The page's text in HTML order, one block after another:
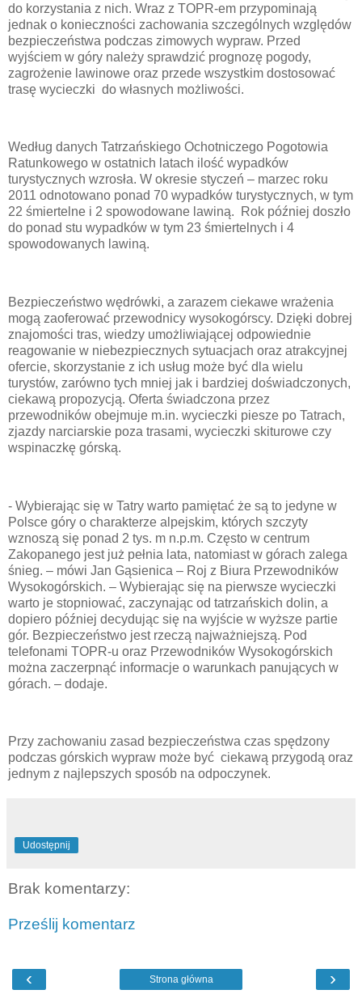
do korzystania z nich. Wraz z TOPR-em przypominają
jednak o konieczności zachowania szczególnych względów
bezpieczeństwa podczas zimowych wypraw. Przed
wyjściem w góry należy sprawdzić prognozę pogody,
zagrożenie lawinowe oraz przede wszystkim dostosować
trasę wycieczki do własnych możliwości.
Według danych Tatrzańskiego Ochotniczego Pogotowia
Ratunkowego w ostatnich latach ilość wypadków
turystycznych wzrosła. W okresie styczeń – marzec roku
2011 odnotowano ponad 70 wypadków turystycznych, w tym
22 śmiertelne i 2 spowodowane lawiną. Rok później doszło
do ponad stu wypadków w tym 23 śmiertelnych i 4
spowodowanych lawiną.
Bezpieczeństwo wędrówki, a zarazem ciekawe wrażenia
mogą zaoferować przewodnicy wysokogórscy. Dzięki dobrej
znajomości tras, wiedzy umożliwiającej odpowiednie
reagowanie w niebezpiecznych sytuacjach oraz atrakcyjnej
ofercie, skorzystanie z ich usług może być dla wielu
turystów, zarówno tych mniej jak i bardziej doświadczonych,
ciekawą propozycją. Oferta świadczona przez
przewodników obejmuje m.in. wycieczki piesze po Tatrach,
zjazdy narciarskie poza trasami, wycieczki skiturowe czy
wspinaczkę górską.
- Wybierając się w Tatry warto pamiętać że są to jedyne w
Polsce góry o charakterze alpejskim, których szczyty
wznoszą się ponad 2 tys. m n.p.m. Często w centrum
Zakopanego jest już pełnia lata, natomiast w górach zalega
śnieg. – mówi Jan Gąsienica – Roj z Biura Przewodników
Wysokogórskich. – Wybierając się na pierwsze wycieczki
warto je stopniować, zaczynając od tatrzańskich dolin, a
dopiero później decydując się na wyjście w wyższe partie
gór. Bezpieczeństwo jest rzeczą najważniejszą. Pod
telefonami TOPR-u oraz Przewodników Wysokogórskich
można zaczerpnąć informacje o warunkach panujących w
górach. – dodaje.
Przy zachowaniu zasad bezpieczeństwa czas spędzony
podczas górskich wypraw może być ciekawą przygodą oraz
jednym z najlepszych sposób na odpoczynek.
Udostępnij
Brak komentarzy:
Prześlij komentarz
‹ ›
Strona główna